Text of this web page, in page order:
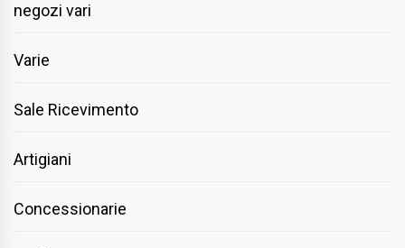
negozi vari
Varie
Sale Ricevimento
Artigiani
Concessionarie